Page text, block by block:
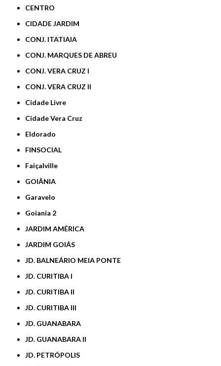
CENTRO
CIDADE JARDIM
CONJ. ITATIAIA
CONJ. MARQUES DE ABREU
CONJ. VERA CRUZ I
CONJ. VERA CRUZ II
Cidade Livre
Cidade Vera Cruz
Eldorado
FINSOCIAL
Faiçalville
GOIÂNIA
Garavelo
Goiania 2
JARDIM AMÉRICA
JARDIM GOIÁS
JD. BALNEÁRIO MEIA PONTE
JD. CURITIBA I
JD. CURITIBA II
JD. CURITIBA III
JD. GUANABARA
JD. GUANABARA II
JD. PETRÓPOLIS